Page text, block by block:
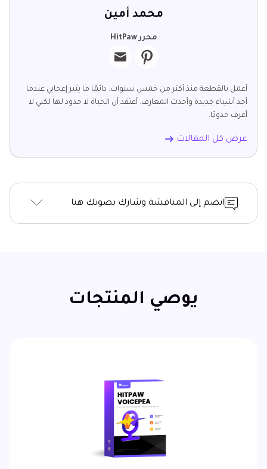
محمد أمين
محرر HitPaw
أعمل بالقطعة منذ أكثر من خمس سنوات. دائمًا ما يثير إعجابي عندما
أجد أشياء جديدة وأحدث المعارف. أعتقد أن الحياة لا حدود لها لكني لا
أعرف حدودًا.
عرض كل المقالات
انضم إلى المناقشة وشارك بصوتك هنا
يوصي المنتجات